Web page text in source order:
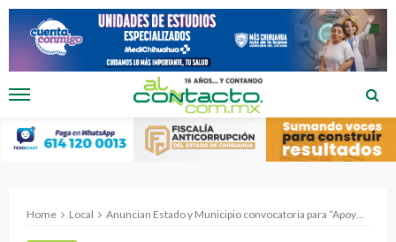
Home Local Anuncian Estado y Municipio convocatoria para “Apoyo Económico a Personas con Discapacidad 2026”.